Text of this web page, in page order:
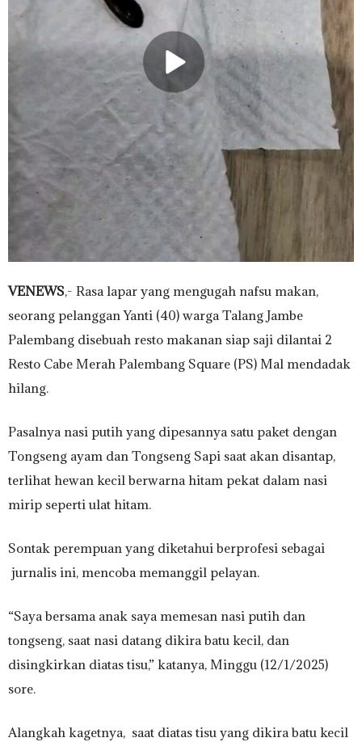
VENEWS,- Rasa lapar yang mengugah nafsu makan,
seorang pelanggan Yanti (40) warga Talang Jambe
Palembang disebuah resto makanan siap saji dilantai 2
Resto Cabe Merah Palembang Square (PS) Mal mendadak
hilang.
Pasalnya nasi putih yang dipesannya satu paket dengan
Tongseng ayam dan Tongseng Sapi saat akan disantap,
terlihat hewan kecil berwarna hitam pekat dalam nasi
mirip seperti ulat hitam.
Sontak perempuan yang diketahui berprofesi sebagai
jurnalis ini, mencoba memanggil pelayan.
“Saya bersama anak saya memesan nasi putih dan
tongseng, saat nasi datang dikira batu kecil, dan
disingkirkan diatas tisu,” katanya, Minggu (12/1/2025)
sore.
Alangkah kagetnya, saat diatas tisu yang dikira batu kecil